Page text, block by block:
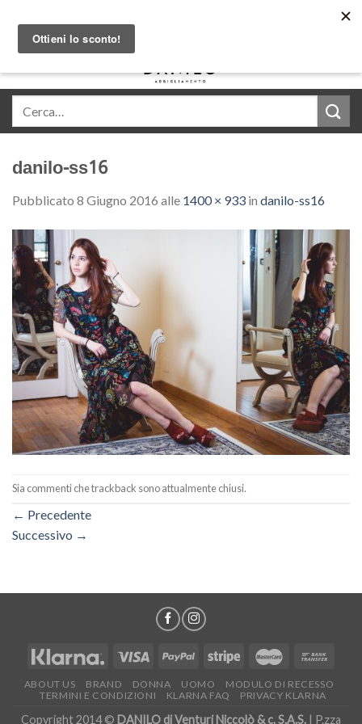
content
danilo-ss16
Pubblicato 8 Giugno 2016 alle 1400 × 933 in danilo-ss16
Sia commenti che trackback sono attualmente chiusi.
← Precedente
Successivo →
ABOUT US BRAND DONNA UOMO
MODULO DI RECESSO
TERMINI E CONDIZIONI
KLARNA FAQ PRIVACY KLARNA
Copyright 2014 © DANILO di Venturi Niccolò & c. S.A.S. | P.zza